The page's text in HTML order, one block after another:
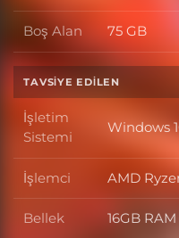
Boş Alan Boş Alan
75 GB
TAVSIYE EDILEN
İşletim
Sistemi
İşletim
Windows
İşlemci İşlemci
AMD
Bellek Bellek
16GB RAM